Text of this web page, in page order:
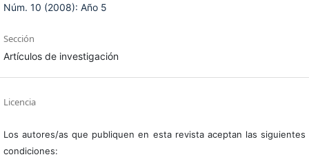
Núm. 10 (2008): Año 5
Sección
Artículos de investigación
Licencia
Los autores/as que publiquen en esta revista aceptan las siguientes
condiciones: